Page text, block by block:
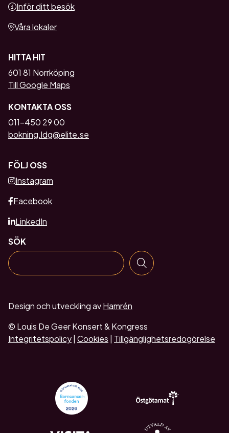
Inför ditt besök
Våra lokaler
HITTA HIT
601 81 Norrköping
Till Google Maps
KONTAKTA OSS
011-450 29 00
bokning.ldg@elite.se
FÖLJ OSS
Instagram
Facebook
LinkedIn
SÖK
Design och utveckling avHamrén
© Louis De Geer Konsert & Kongress
Integritetspolicy| Cookies | Tillgänglighetsredogörelse